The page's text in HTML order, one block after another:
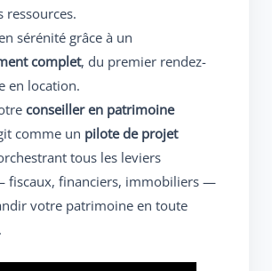
ressources.
sérénité grâce à un
complet, du premier rendez-
en location.
conseiller en patrimoine
comme un pilote de projet
tous les leviers
fiscaux, financiers, immobiliers —
votre patrimoine en toute